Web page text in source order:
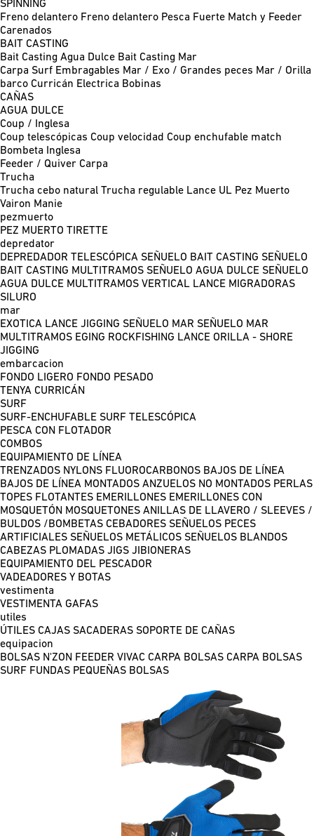
SPINNING
Freno delantero Freno delantero Pesca Fuerte Match y Feeder
Carenados
BAIT CASTING
Bait Casting Agua Dulce Bait Casting Mar
Carpa Surf Embragables Mar / Exo / Grandes peces Mar / Orilla
barco Curricán Electrica Bobinas
CAÑAS
AGUA DULCE
Coup / Inglesa
Coup telescópicas Coup velocidad Coup enchufable match
Bombeta
Inglesa
Feeder / Quiver Carpa
Trucha
Trucha cebo natural Trucha regulable Lance UL Pez Muerto
Vairon Manie
pezmuerto
PEZ MUERTO TIRETTE
depredator
DEPREDADOR TELESCÓPICA SEÑUELO BAIT CASTING SEÑUELO
BAIT CASTING MULTITRAMOS SEÑUELO AGUA DULCE SEÑUELO
AGUA DULCE MULTITRAMOS VERTICAL LANCE MIGRADORAS
SILURO
mar
EXOTICA LANCE JIGGING SEÑUELO MAR SEÑUELO MAR
MULTITRAMOS EGING ROCKFISHING LANCE ORILLA - SHORE
JIGGING
embarcacion
FONDO LIGERO FONDO PESADO
TENYA CURRICÁN
SURF
SURF-ENCHUFABLE SURF TELESCÓPICA
PESCA CON FLOTADOR
COMBOS
EQUIPAMIENTO DE LÍNEA
TRENZADOS NYLONS FLUOROCARBONOS BAJOS DE LÍNEA
BAJOS DE LÍNEA MONTADOS ANZUELOS NO MONTADOS PERLAS
TOPES FLOTANTES EMERILLONES EMERILLONES CON
MOSQUETÓN MOSQUETONES ANILLAS DE LLAVERO / SLEEVES /
BULDOS /BOMBETAS CEBADORES SEÑUELOS PECES
ARTIFICIALES SEÑUELOS METÁLICOS SEÑUELOS BLANDOS
CABEZAS PLOMADAS JIGS JIBIONERAS
EQUIPAMIENTO DEL PESCADOR
VADEADORES Y BOTAS
vestimenta
VESTIMENTA GAFAS
utiles
ÚTILES CAJAS SACADERAS SOPORTE DE CAÑAS
equipacion
BOLSAS N'ZON FEEDER VIVAC CARPA BOLSAS CARPA BOLSAS
SURF FUNDAS PEQUEÑAS BOLSAS